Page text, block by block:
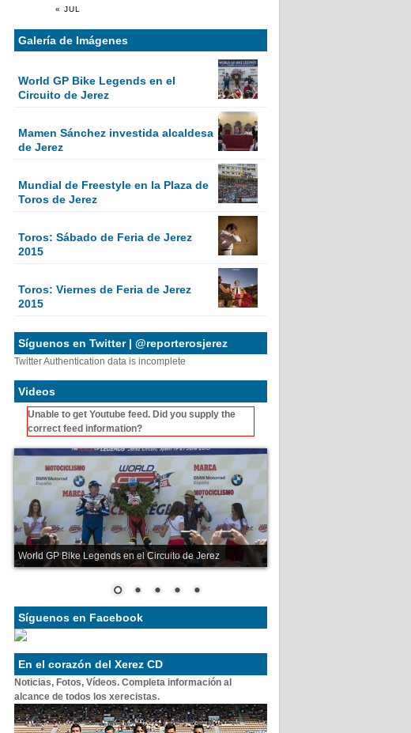
« JUL
Galería de Imágenes
World GP Bike Legends en el
Circuito de Jerez
Mamen Sánchez investida alcaldesa
de Jerez
Mundial de Freestyle en la Plaza de
Toros de Jerez
Toros: Sábado de Feria de Jerez
2015
Toros: Viernes de Feria de Jerez
2015
Síguenos en Twitter | @reporterosjerez
Twitter Authentication data is incomplete
Videos
Unable to get Youtube feed. Did you supply the
correct feed information?
World GP Bike Legends en el Circuito de Jerez
Síguenos en Facebook
En el corazón del Xerez CD
Noticias, Fotos, Vídeos. Completa información al
alcance de todos los xerecistas.